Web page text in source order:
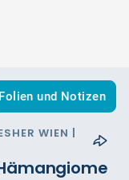
Folien und Notizen
WIEN |